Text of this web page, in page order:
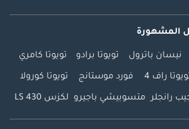
المشهورة
نيسان باترول تويوتا برادو تويوتا كامري
راف 4 فورد موستانج تويوتا كورولا
رانجلر متسوبيشي باجيرو لكزس LS 430